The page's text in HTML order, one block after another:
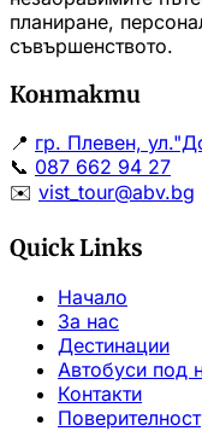
планиране,
съвършенството.
Контакти
📍 гр. Плевен,
📞 087 662 94 27
✉️ vist_tour@abv.bg
Quick Links
Начало
За нас
Дестинации
Автобуси под
Контакти
Поверителност